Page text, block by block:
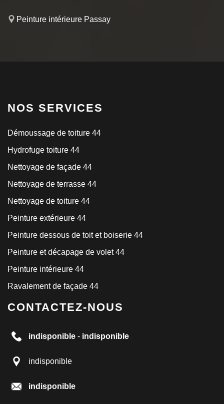
Peinture intérieure Passay
NOS SERVICES
Démoussage de toiture 44
Hydrofuge toiture 44
Nettoyage de façade 44
Nettoyage de terrasse 44
Nettoyage de toiture 44
Peinture extérieure 44
Peinture dessous de toit et boiserie 44
Peinture et décapage de volet 44
Peinture intérieure 44
Ravalement de façade 44
CONTACTEZ-NOUS
indisponible - indisponible
indisponible
indisponible